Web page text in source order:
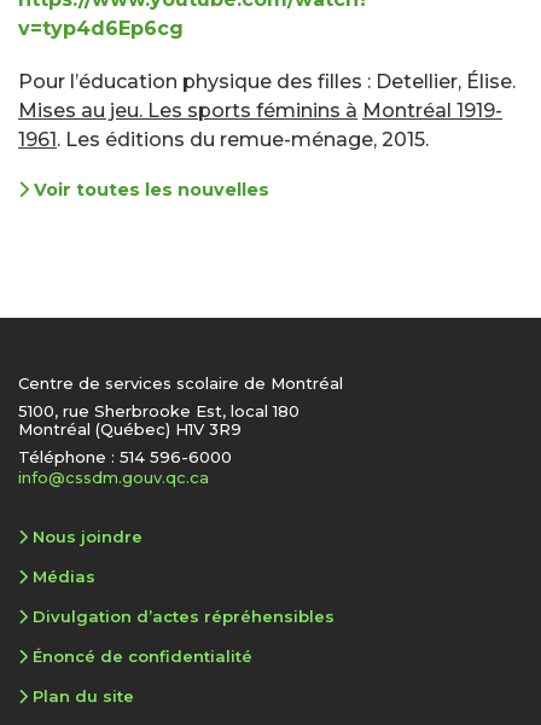
v=typ4d6Ep6cg
Pour l’éducation physique des filles : Detellier, Élise.
Mises au jeu. Les sports féminins à Montréal 1919-
1961 . Les éditions du remue-ménage, 2015.
Voir toutes les nouvelles
Centre de services scolaire de Montréal
5100, rue Sherbrooke Est, local 180
Montréal (Québec) H1V 3R9
Téléphone : 514 596-6000
info@cssdm.gouv.qc.ca
Nous joindre
Médias
Divulgation d’actes répréhensibles
Énoncé de confidentialité
Plan du site